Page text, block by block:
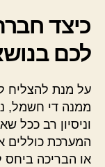
כיצד
לכם
על מנת להצליח
ממנה די חשמל,
וניסיון רב ככל
המערכת כוללים
או הבריכה ביחס